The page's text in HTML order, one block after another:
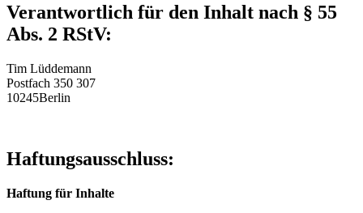
Verantwortlich für den Inhalt nach § 55
Abs. 2 RStV:
Tim Lüddemann
Postfach 350 307
10245Berlin
Haftungsausschluss:
Haftung für Inhalte